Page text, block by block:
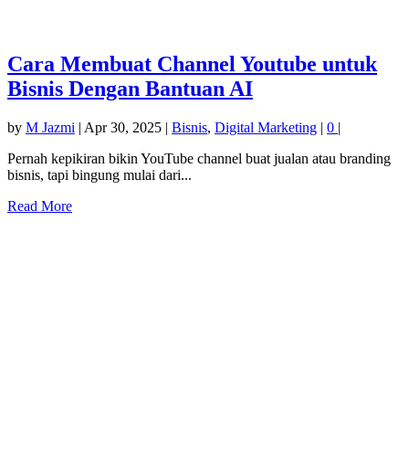
Cara Membuat Channel Youtube untuk
Bisnis Dengan Bantuan AI
by M Jazmi | Apr 30, 2025 | Bisnis, Digital Marketing | 0 |
Pernah kepikiran bikin YouTube channel buat jualan atau branding
bisnis, tapi bingung mulai dari...
Read More